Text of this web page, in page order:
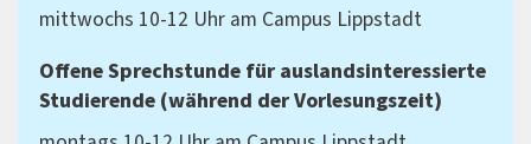
mittwochs 10-12 Uhr am Campus Lippstadt
Offene Sprechstunde für auslandsinteressierte
Studierende (während der Vorlesungszeit)